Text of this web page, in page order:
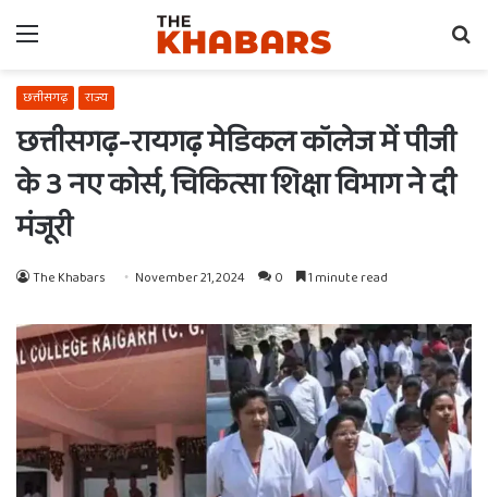
Menu
छत्तीसगढ़ राज्य
छत्तीसगढ़-रायगढ़ मेडिकल कॉलेज में पीजी
के 3 नए कोर्स, चिकित्सा शिक्षा विभाग ने दी
मंजूरी
The Khabars November 21, 2024 0 1 minute read